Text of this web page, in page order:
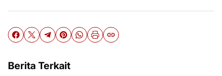
Berita Terkait